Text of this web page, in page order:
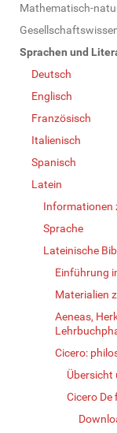
Mathematisch-
Sprachen und
Deutsch
Englisch
Französisch
Italienisch
Spanisch
Latein
Informationen
Sprache
Lateinische
Einführung
Materialien
Aeneas,
Cicero:
Übersicht
Cicero